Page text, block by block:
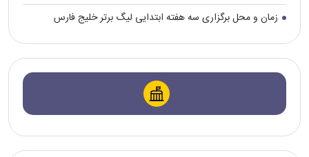
زمان و محل برگزاری سه هفته ابتدایی لیگ برتر خلیج فارس